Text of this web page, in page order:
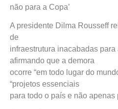
não para a Copa’
A presidente Dilma Rousseff
de
infraestrutura inacabadas
afirmando que a demora
ocorre “em todo lugar do
“projetos essenciais
para todo o país e não apenas